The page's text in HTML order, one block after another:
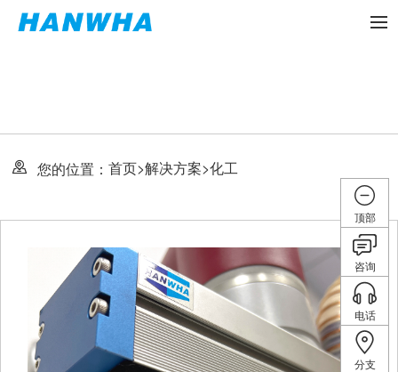
您的位置： 首页>解决方案>化工
顶部
咨询
电话
分支